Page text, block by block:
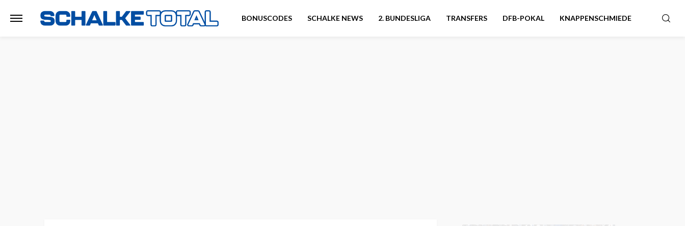
BONUSCODES SCHALKE NEWS 2. BUNDESLIGA TRANSFERS DFB-POKAL KNAPPENSCHMIEDE